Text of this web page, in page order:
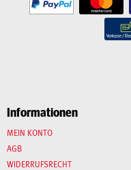
Informationen
MEIN KONTO
AGB
WIDERRUFSRECHT